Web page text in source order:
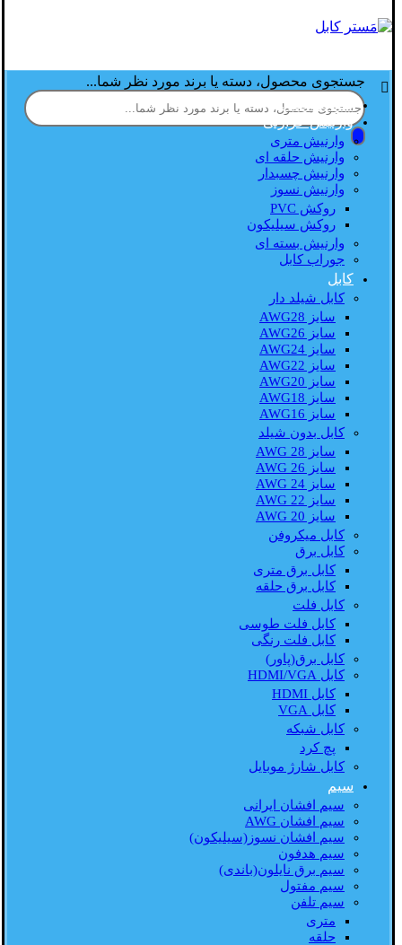
جستجوی محصول، دسته یا برند مورد نظر شما...
صفحه اصلی
وارنیش حرارتی
وارنیش متری
وارنیش حلقه ای
وارنیش چسبدار
وارنیش نسوز
روکش PVC
روکش سیلیکون
وارنیش بسته ای
جوراب کابل
کابل
کابل شیلد دار
سایز AWG28
سایز AWG26
سایز AWG24
سایز AWG22
سایز AWG20
سایز AWG18
سایز AWG16
کابل بدون شیلد
سایز AWG 28
سایز AWG 26
سایز AWG 24
سایز AWG 22
سایز AWG 20
کابل میکروفن
کابل برق
کابل برق متری
کابل برق حلقه
کابل فلت
کابل فلت طوسی
کابل فلت رنگی
کابل برق(پاور)
کابل HDMI/VGA
کابل HDMI
کابل VGA
کابل شبکه
پچ کرد
کابل شارژ موبایل
سیم
سیم افشان ایرانی
سیم افشان AWG
سیم افشان نسوز(سیلیکون)
سیم هدفون
سیم برق نایلون(باندی)
سیم مفتول
سیم تلفن
متری
حلقه